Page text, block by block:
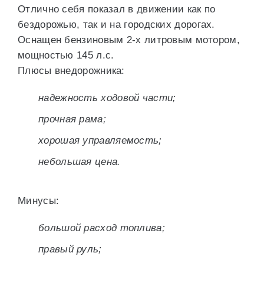
Отлично себя показал в движении как по
бездорожью, так и на городских дорогах.
Оснащен бензиновым 2-х литровым мотором,
мощностью 145 л.с.
Плюсы внедорожника:
надежность ходовой части;
прочная рама;
хорошая управляемость;
небольшая цена.
Минусы:
большой расход топлива;
правый руль;